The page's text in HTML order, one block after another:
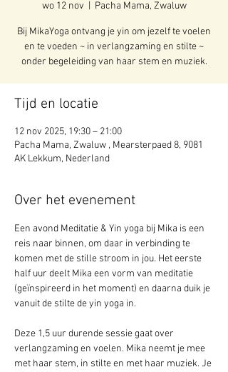
wo 12 nov Pacha Mama, Zwaluw
Bij MikaYoga ontvang je yin om jezelf te voelen
en te voeden ~ in verlangzaming en stilte ~
onder begeleiding van haar stem en muziek.
Tijd en locatie
12 nov 2025, 19:30 – 21:00
Pacha Mama, Zwaluw , Mearsterpaed 8, 9081
AK Lekkum, Nederland
Over het evenement
Een avond Meditatie & Yin yoga bij Mika is een
reis naar binnen, om daar in verbinding te
komen met de stille stroom in jou. Het eerste
half uur deelt Mika een vorm van meditatie
(geïnspireerd in het moment) en daarna duik je
vanuit de stilte de yin yoga in.
Deze 1,5 uur durende sessie gaat over
verlangzaming en voelen. Mika neemt je mee
met haar stem, in stilte en met haar muziek. Je